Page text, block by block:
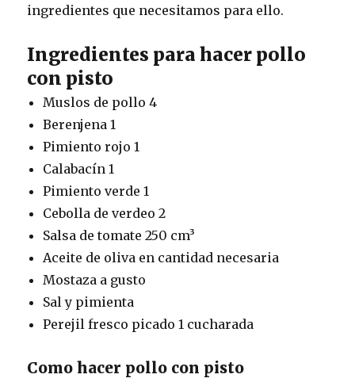
ingredientes que necesitamos para ello.
Ingredientes para hacer pollo
con pisto
Muslos de pollo 4
Berenjena 1
Pimiento rojo 1
Calabacín 1
Pimiento verde 1
Cebolla de verdeo 2
Salsa de tomate 250 cm³
Aceite de oliva en cantidad necesaria
Mostaza a gusto
Sal y pimienta
Perejil fresco picado 1 cucharada
Como hacer pollo con pisto